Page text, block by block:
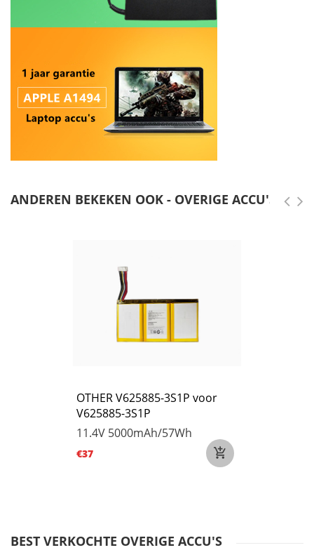
ANDEREN BEKEKEN OOK - OVERIGE ACCU'S
OTHER V625885-3S1P voor
V625885-3S1P
11.4V 5000mAh/57Wh
€37
BEST VERKOCHTE OVERIGE ACCU'S